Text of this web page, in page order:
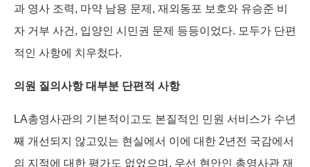
과 영사 조력, 마약 남용 문제, 재외동포 보호와 유승준 비
자 거부 사건, 입양인 시민권 문제 등등이었다. 모두가 단편
적인 사항에 치우첬다.
의원 질의사항 대부분 단편적 사항
LA총영사관의 기본적이고도 본질적인 민원 서비스가 수년
째 개선되지 않고있는 현실에서 이에 대한 2년전 국감에서
의 지적에 대한 평가도 없었으며, 우선 현안인 총영사관 재